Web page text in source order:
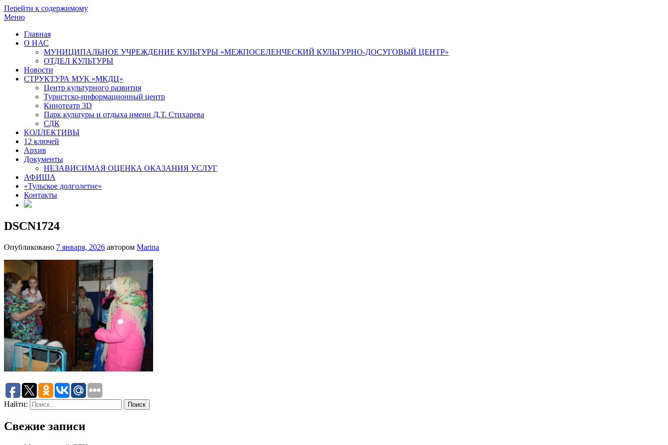
Перейти к содержимому
Меню
Главная
О НАС
МУНИЦИПАЛЬНОЕ УЧРЕЖДЕНИЕ КУЛЬТУРЫ «МЕЖПОСЕЛЕНЧЕСКИЙ КУЛЬТУРНО-ДОСУГОВЫЙ ЦЕНТР»
ОТДЕЛ КУЛЬТУРЫ
Новости
СТРУКТУРА МУК «МКДЦ»
Центр культурного развития
Туристско-информационный центр
Кинотеатр 3D
Парк культуры и отдыха имени Д.Т. Стихарева
СДК
КОЛЛЕКТИВЫ
12 ключей
Архив
Документы
НЕЗАВИСИМАЯ ОЦЕНКА ОКАЗАНИЯ УСЛУГ
АФИША
«Тульское долголетие»
Контакты
DSCN1724
Опубликовано 7 января, 2026 автором Marina
Найти:
Свежие записи